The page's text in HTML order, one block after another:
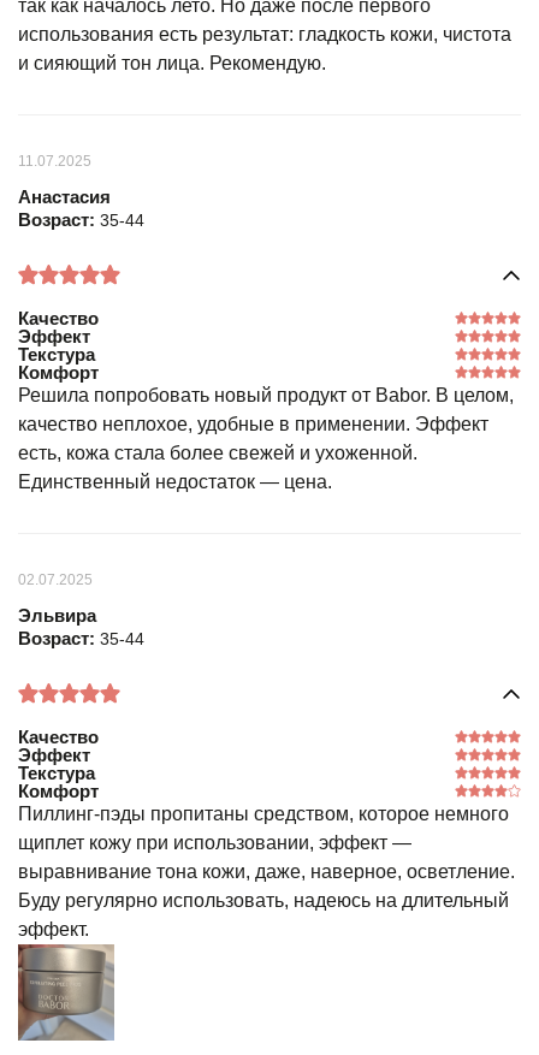
так как началось лето. Но даже после первого
использования есть результат: гладкость кожи, чистота
и сияющий тон лица. Рекомендую.
11.07.2025
Анастасия
Возраст: 35-44
Качество
Эффект
Текстура
Комфорт
Решила попробовать новый продукт от Babor. В целом,
качество неплохое, удобные в применении. Эффект
есть, кожа стала более свежей и ухоженной.
Единственный недостаток — цена.
02.07.2025
Эльвира
Возраст: 35-44
Качество
Эффект
Текстура
Комфорт
Пиллинг-пэды пропитаны средством, которое немного
щиплет кожу при использовании, эффект —
выравнивание тона кожи, даже, наверное, осветление.
Буду регулярно использовать, надеюсь на длительный
эффект.